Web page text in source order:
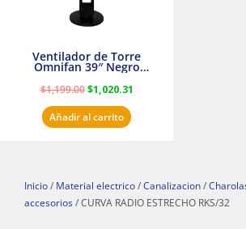
Ventilador de Torre
Omnifan 39″ Negro
$1,199.00 $1,020.31
Añadir al carrito
Inicio / Material electrico / Canalizacion /
accesorios / CURVA RADIO ESTRECHO RKS/32